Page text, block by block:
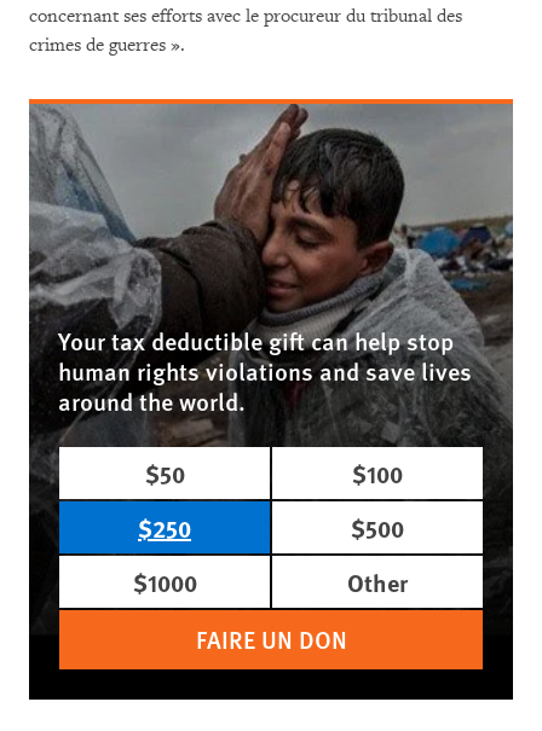
concernant ses efforts avec le procureur du tribunal des
crimes de guerres ».
Your tax deductible gift can help stop
human rights violations and save lives
around the world.
$50
$100
$250
$500
$1000
Other
FAIRE UN DON